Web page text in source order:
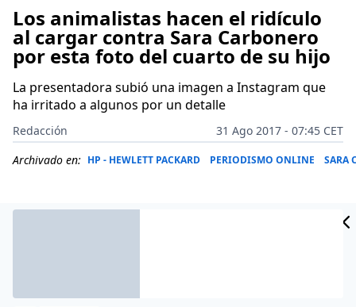
Los animalistas hacen el ridículo
al cargar contra Sara Carbonero
por esta foto del cuarto de su hijo
La presentadora subió una imagen a Instagram que
ha irritado a algunos por un detalle
Redacción
31 Ago 2017 - 07:45 CET
Archivado en: HP - HEWLETT PACKARD PERIODISMO ONLINE SARA